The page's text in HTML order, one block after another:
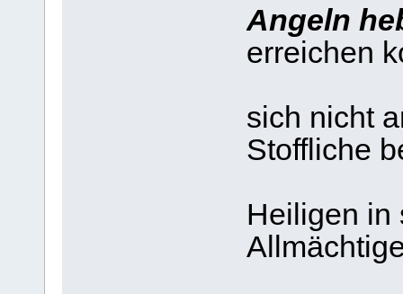
Angeln
erreichen
sich nicht
Stoffliche
Heiligen in